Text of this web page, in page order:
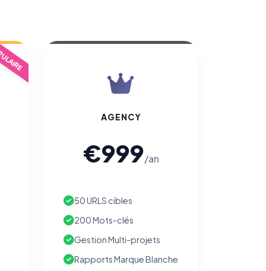
AGENCY
€999/an
50 URLS cibles
200 Mots-clés
Gestion Multi-projets
Rapports Marque Blanche